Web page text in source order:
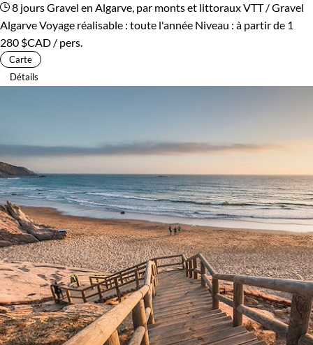
8 joursGravel en Algarve, par monts et littorauxVTT / Gravel
AlgarveVoyage réalisable : toute l'année Niveau : à partir de 1
280 $CAD / pers.
Carte
Détails